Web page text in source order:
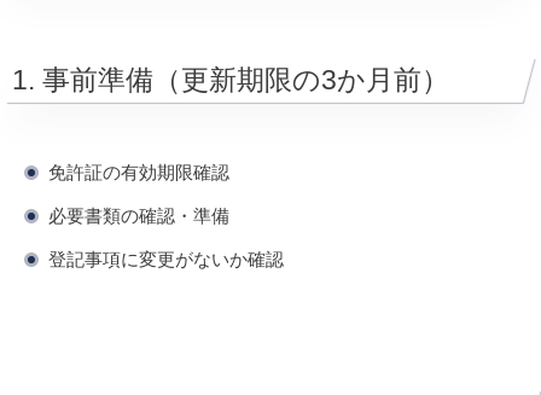
1. 事前準備（更新期限の3か月前）
免許証の有効期限確認
必要書類の確認・準備
登記事項に変更がないか確認